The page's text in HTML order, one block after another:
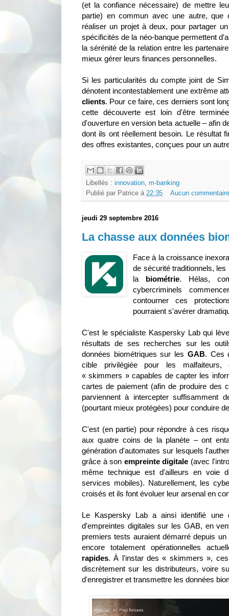
(et la confiance nécessaire) de mettre
partie) en commun avec une autre,
réaliser un projet à deux, pour partager
spécificités de la néo-banque permettent
la sérénité de la relation entre les
mieux gérer leurs finances personnelles.
Si les particularités du compte joint de
dénotent incontestablement une extrême
clients. Pour ce faire, ces derniers sont
cette découverte est loin d'être
d'ouverture en version beta actuelle – afin
dont ils ont réellement besoin. Le résultat
des offres existantes, conçues pour un
Libellés : innovation, m-banking
Publié par Patrice à 22:35 Aucun
jeudi 29 septembre 2016
La chasse aux données
Face à la croissance
de sécurité traditionnels,
la biométrie. Hélas,
cybercriminels
contourner ces
pourraient s'avérer
C'est le spécialiste Kaspersky Lab qui
résultats de ses recherches sur les
données biométriques sur les GAB. Ces
cible privilégiée pour les
« skimmers » capables de capter les
cartes de paiement (afin de produire des
parviennent à intercepter suffisamment
(pourtant mieux protégées) pour conduire
C'est (en partie) pour répondre à ces
aux quatre coins de la planète – ont
génération d'automates sur lesquels
grâce à son empreinte digitale (avec
même technique est d'ailleurs en voie
services mobiles). Naturellement, les
croisés et ils font évoluer leur arsenal en
Le Kaspersky Lab a ainsi identifié une
d'empreintes digitales sur les GAB, en
premiers tests auraient démarré depuis
encore totalement opérationnelles
rapides. À l'instar des « skimmers »,
discrètement sur les distributeurs, voire
d'enregistrer et transmettre les données